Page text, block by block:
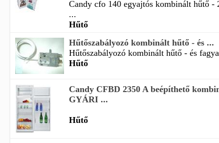
Candy cfo 140 egyajtós kombinált hűtő -
...
Hűtő
Hűtőszabályozó kombinált hűtő - és ...
Hűtőszabályozó kombinált hűtő - és
Hűtő
Candy CFBD 2350 A beépíthető
GYÁRI ...
Hűtő